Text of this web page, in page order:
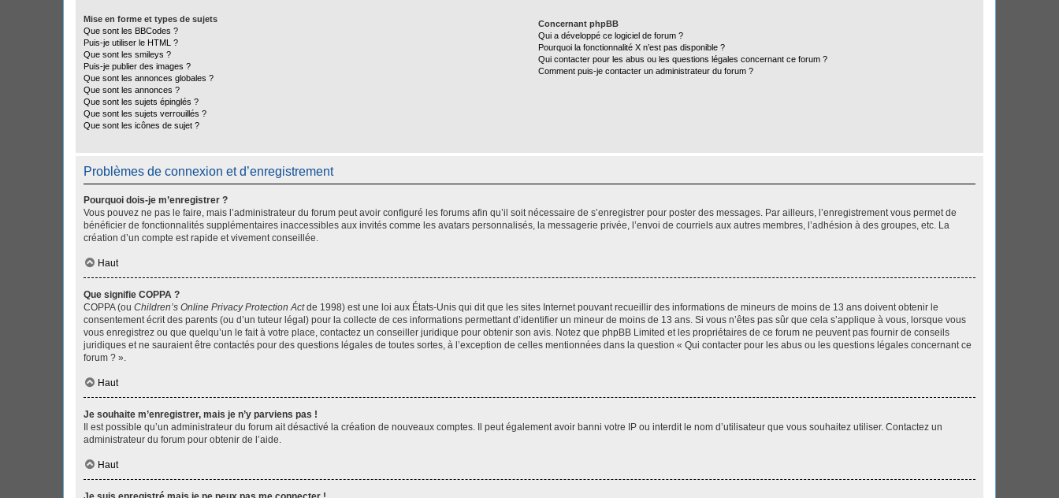
Mise en forme et types de sujets
Que sont les BBCodes ?
Puis-je utiliser le HTML ?
Que sont les smileys ?
Puis-je publier des images ?
Que sont les annonces globales ?
Que sont les annonces ?
Que sont les sujets épinglés ?
Que sont les sujets verrouillés ?
Que sont les icônes de sujet ?
Concernant phpBB
Qui a développé ce logiciel de forum ?
Pourquoi la fonctionnalité X n’est pas disponible ?
Qui contacter pour les abus ou les questions légales concernant ce forum ?
Comment puis-je contacter un administrateur du forum ?
Problèmes de connexion et d’enregistrement
Pourquoi dois-je m’enregistrer ?
Vous pouvez ne pas le faire, mais l’administrateur du forum peut avoir configuré les forums afin qu’il soit nécessaire de s’enregistrer pour poster des messages. Par ailleurs, l’enregistrement vous permet de
bénéficier de fonctionnalités supplémentaires inaccessibles aux invités comme les avatars personnalisés, la messagerie privée, l’envoi de courriels aux autres membres, l’adhésion à des groupes, etc. La
création d’un compte est rapide et vivement conseillée.
Haut
Que signifie COPPA ?
COPPA (ou Children’s Online Privacy Protection Actde 1998) est une loi aux États-Unis qui dit que les sites Internet pouvant recueillir des informations de mineurs de moins de 13 ans doivent obtenir le
consentement écrit des parents (ou d’un tuteur légal) pour la collecte de ces informations permettant d’identifier un mineur de moins de 13 ans. Si vous n’êtes pas sûr que cela s’applique à vous, lorsque vous
vous enregistrez ou que quelqu’un le fait à votre place, contactez un conseiller juridique pour obtenir son avis. Notez que phpBB Limited et les propriétaires de ce forum ne peuvent pas fournir de conseils
juridiques et ne sauraient être contactés pour des questions légales de toutes sortes, à l’exception de celles mentionnées dans la question « Qui contacter pour les abus ou les questions légales concernant ce
forum ? ».
Haut
Je souhaite m’enregistrer, mais je n’y parviens pas !
Il est possible qu’un administrateur du forum ait désactivé la création de nouveaux comptes. Il peut également avoir banni votre IP ou interdit le nom d’utilisateur que vous souhaitez utiliser. Contactez un
administrateur du forum pour obtenir de l’aide.
Haut